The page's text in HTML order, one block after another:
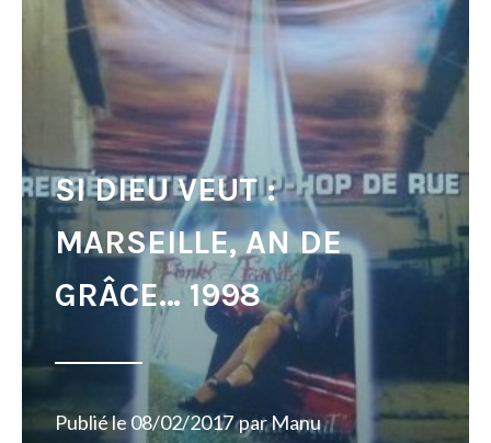
SI DIEU VEUT :
MARSEILLE, AN DE
GRÂCE… 1998
Publié le 08/02/2017 parManu